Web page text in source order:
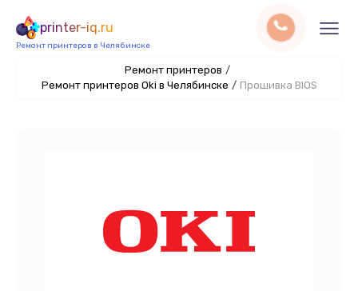
printer-iq.ru
Ремонт принтеров в Челябинске
Ремонт принтеров /
Ремонт принтеров Oki в Челябинске / Прошивка BIOS